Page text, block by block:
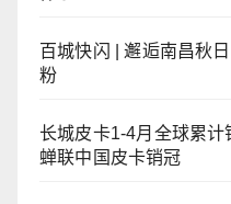
百城快闪 | 邂逅南昌秋
粉
长城皮卡1-4月全球累
蝉联中国皮卡销冠